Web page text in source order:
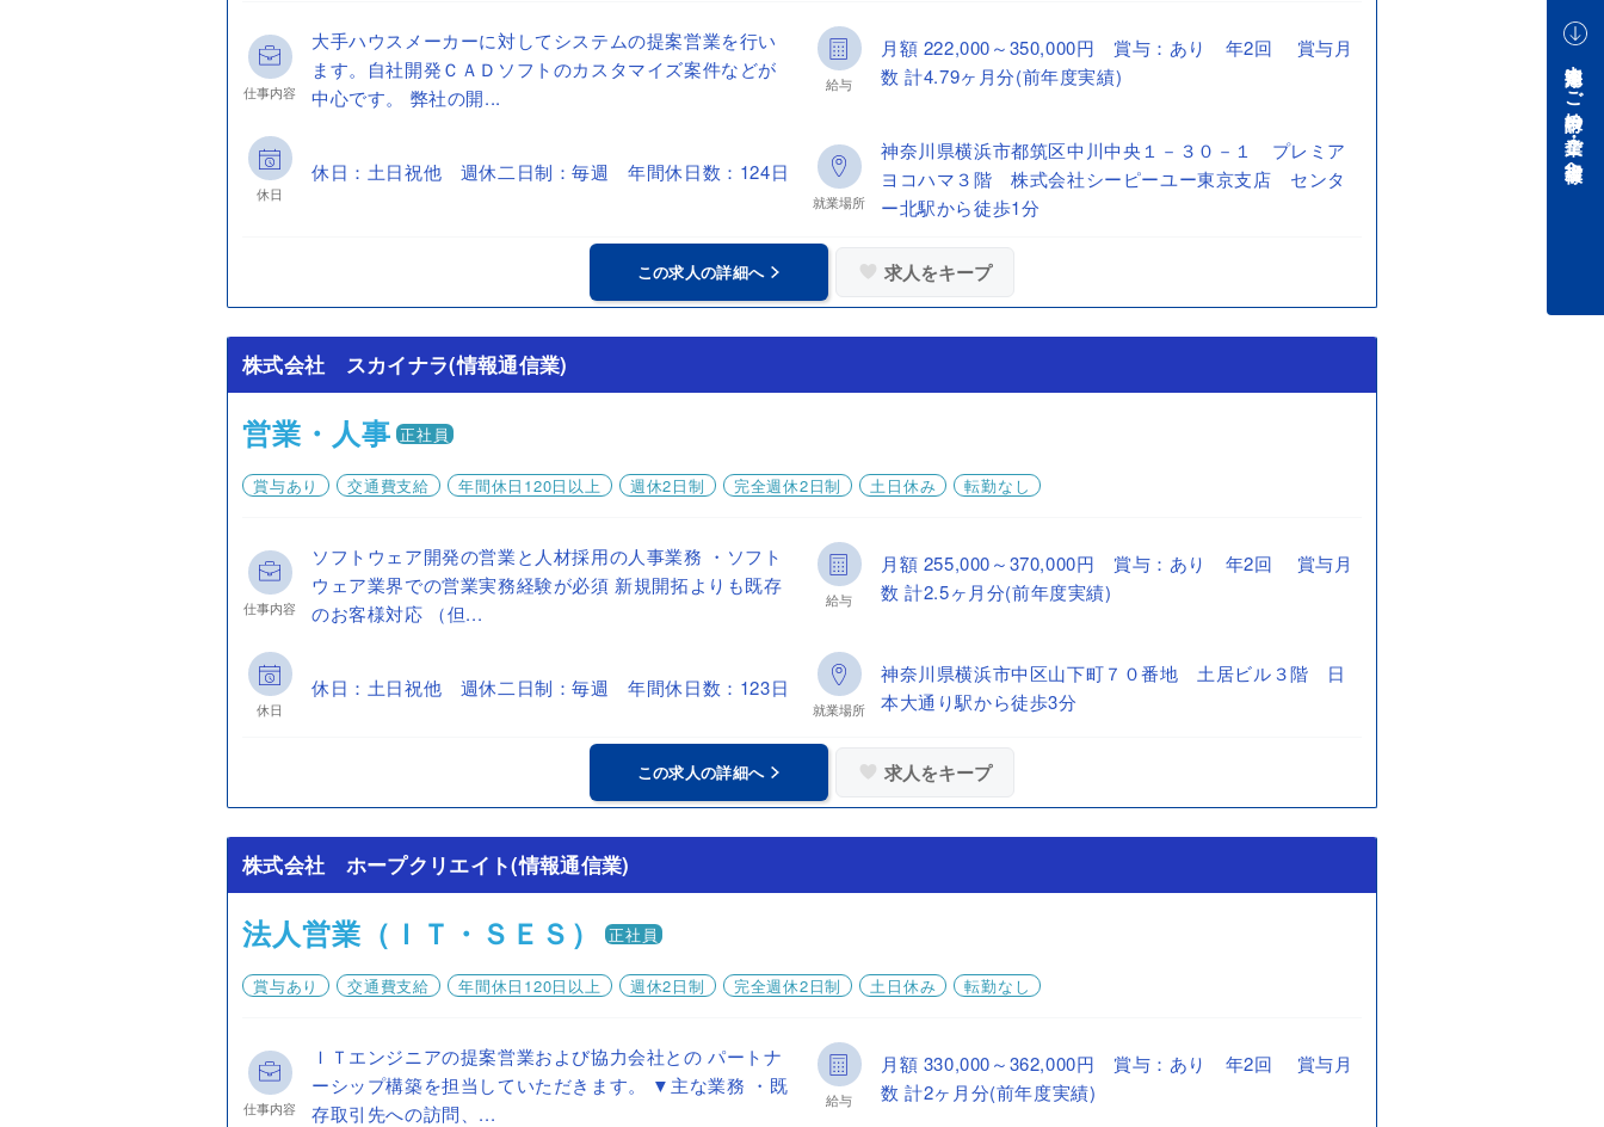
仕事内容
大手ハウスメーカーに対してシステムの提案営業を行い
ます。自社開発ＣＡＤソフトのカスタマイズ案件などが
中心です。 弊社の開...
給与
月額 222,000～350,000円 賞与：あり 年2回 賞与月
数 計4.79ヶ月分(前年度実績)
休日
休日：土日祝他 週休二日制：毎週 年間休日数：124日
就業場所
神奈川県横浜市都筑区中川中央１－３０－１ プレミア
ヨコハマ３階 株式会社シーピーユー東京支店 センタ
ー北駅から徒歩1分
この求人の詳細へ 求人をキープ
株式会社 スカイナラ(情報通信業)
営業・人事 正社員
賞与あり 交通費支給 年間休日120日以上 週休2日制 完全週休2日制 土日休み 転勤なし
仕事内容
ソフトウェア開発の営業と人材採用の人事業務 ・ソフト
ウェア業界での営業実務経験が必須 新規開拓よりも既存
のお客様対応 （但...
給与
月額 255,000～370,000円 賞与：あり 年2回 賞与月
数 計2.5ヶ月分(前年度実績)
休日
休日：土日祝他 週休二日制：毎週 年間休日数：123日
就業場所
神奈川県横浜市中区山下町７０番地 土居ビル３階 日
本大通り駅から徒歩3分
この求人の詳細へ 求人をキープ
株式会社 ホープクリエイト(情報通信業)
法人営業（ＩＴ・ＳＥＳ） 正社員
賞与あり 交通費支給 年間休日120日以上 週休2日制 完全週休2日制 土日休み 転勤なし
仕事内容
ＩＴエンジニアの提案営業および協力会社との パートナ
ーシップ構築を担当していただきます。 ▼主な業務 ・既
存取引先への訪問、...
給与
月額 330,000～362,000円 賞与：あり 年2回 賞与月
数 計2ヶ月分(前年度実績)
中途採用をご検討中の企業・ご担当者様へ